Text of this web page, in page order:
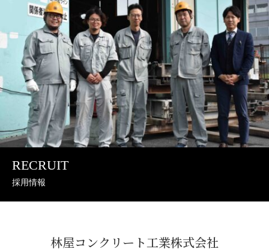
RECRUIT
採用情報
林屋コンクリート工業株式会社